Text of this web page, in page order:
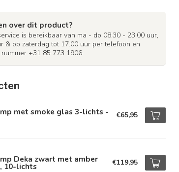
over dit product?
is bereikbaar van ma - do 08.30 - 23.00 uur,
& op zaterdag tot 17.00 uur per telefoon en
+31 85 773 1906
met smoke glas 3-lichts - €65,95
Deka zwart met amber
10-lichts €119,95